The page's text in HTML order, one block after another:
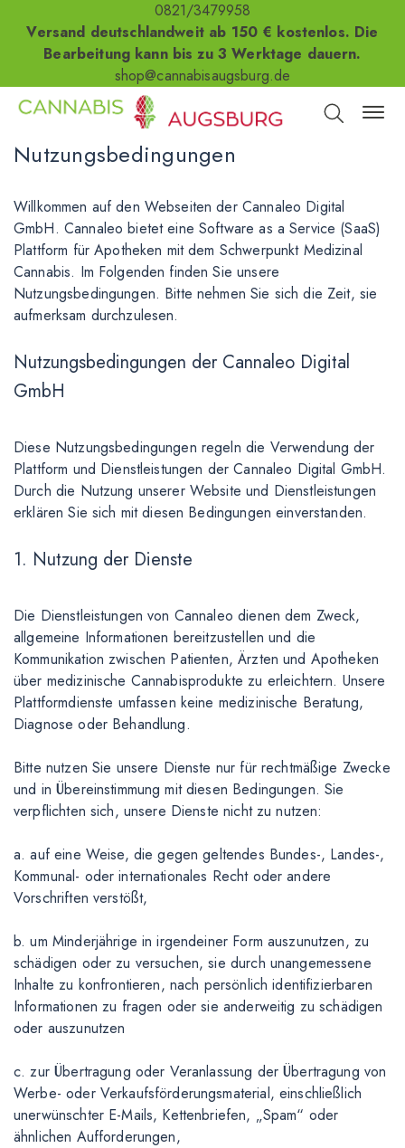
0821/3479958
Versand deutschlandweit ab 150 € kostenlos. Die
Bearbeitung kann bis zu 3 Werktage dauern.
shop@cannabisaugsburg.de
Nutzungsbedingungen
Willkommen auf den Webseiten der Cannaleo Digital
GmbH. Cannaleo bietet eine Software as a Service (SaaS)
Plattform für Apotheken mit dem Schwerpunkt Medizinal
Cannabis. Im Folgenden finden Sie unsere
Nutzungsbedingungen. Bitte nehmen Sie sich die Zeit, sie
aufmerksam durchzulesen.
Nutzungsbedingungen der Cannaleo Digital
GmbH
Diese Nutzungsbedingungen regeln die Verwendung der
Plattform und Dienstleistungen der Cannaleo Digital GmbH.
Durch die Nutzung unserer Website und Dienstleistungen
erklären Sie sich mit diesen Bedingungen einverstanden.
1. Nutzung der Dienste
Die Dienstleistungen von Cannaleo dienen dem Zweck,
allgemeine Informationen bereitzustellen und die
Kommunikation zwischen Patienten, Ärzten und Apotheken
über medizinische Cannabisprodukte zu erleichtern. Unsere
Plattformdienste umfassen keine medizinische Beratung,
Diagnose oder Behandlung.
Bitte nutzen Sie unsere Dienste nur für rechtmäßige Zwecke
und in Übereinstimmung mit diesen Bedingungen. Sie
verpflichten sich, unsere Dienste nicht zu nutzen:
a. auf eine Weise, die gegen geltendes Bundes-, Landes-,
Kommunal- oder internationales Recht oder andere
Vorschriften verstößt,
b. um Minderjährige in irgendeiner Form auszunutzen, zu
schädigen oder zu versuchen, sie durch unangemessene
Inhalte zu konfrontieren, nach persönlich identifizierbaren
Informationen zu fragen oder sie anderweitig zu schädigen
oder auszunutzen
c. zur Übertragung oder Veranlassung der Übertragung von
Werbe- oder Verkaufsförderungsmaterial, einschließlich
unerwünschter E-Mails, Kettenbriefen, „Spam“ oder
ähnlichen Aufforderungen,